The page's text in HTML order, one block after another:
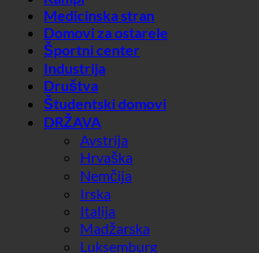
Avstrija
Hrvaška
Nemčija
Irska
Italija
Madžarska
Luksemburg
Latvija
Slovenija
Južna Koreja
Španija
Švica
Združeni arabski emirati